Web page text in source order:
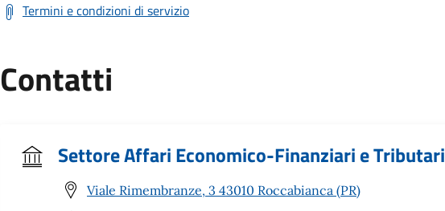
Termini e condizioni di servizio
Contatti
Settore Affari Economico-Finanziari e Tributari
Viale Rimembranze, 3 43010 Roccabianca (PR)